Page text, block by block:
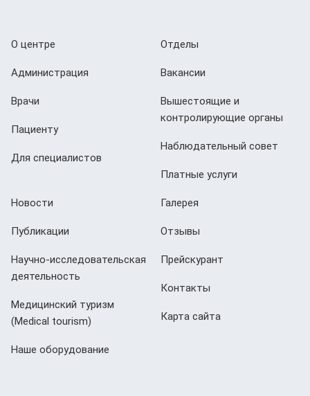
О центре
Администрация
Врачи
Пациенту
Для специалистов
Отделы
Вакансии
Вышестоящие и
контролирующие органы
Наблюдательный совет
Платные услуги
Новости
Публикации
Научно-исследовательская
деятельность
Медицинский туризм
(Мedical tourism)
Наше оборудование
Галерея
Отзывы
Прейскурант
Контакты
Карта сайта